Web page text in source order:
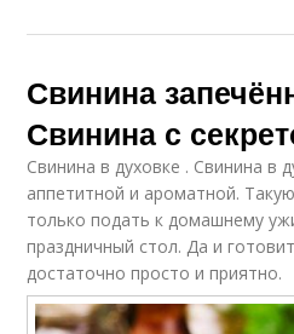
Свинина
Свинина с
Свинина в духовке . Свинина в
аппетитной и ароматной.
только подать к домашнему
праздничный стол. Да и
достаточно просто и приятно.